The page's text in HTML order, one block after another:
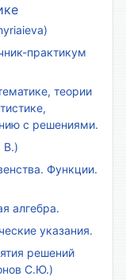
практикум
теории
с решениями.
В.)
Функции.
алгебра.
указания.
решений
С.Ю.)